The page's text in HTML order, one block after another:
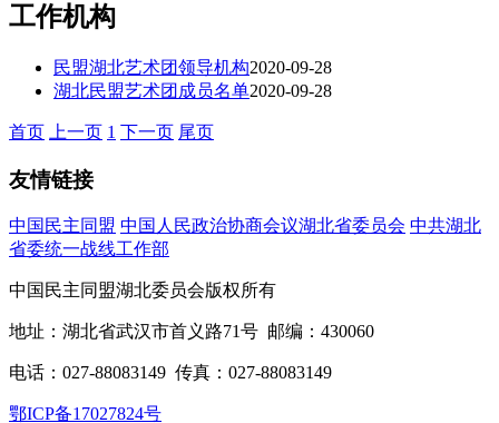
工作机构
民盟湖北艺术团领导机构2020-09-28
湖北民盟艺术团成员名单2020-09-28
首页 上一页 1 下一页 尾页
友情链接
中国民主同盟 中国人民政治协商会议湖北省委员会 中共湖北
省委统一战线工作部
中国民主同盟湖北委员会版权所有
地址：湖北省武汉市首义路71号 邮编：430060
电话：027-88083149 传真：027-88083149
鄂ICP备17027824号